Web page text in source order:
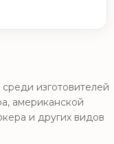
изготовителей
американской
и других видов